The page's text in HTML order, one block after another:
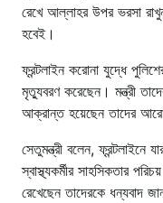
রেখে আল্লাহর উপর ভরসা
হবেই।
ফ্রন্টলাইন করোনা যুদ্ধে
মৃত্যুবরণ করেছেন। মন্ত্রী
আক্রান্ত হয়েছেন তাদের
সেতুমন্ত্রী বলেন, ফ্রন্টলাইনে
স্বাস্থ্যকর্মীর সাহসিকতার
রেখেছেন তাদেরকে ধন্যবাদ